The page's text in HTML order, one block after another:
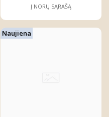
Į NORŲ SĄRAŠĄ
Naujiena